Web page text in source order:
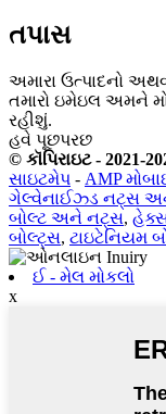
તપાસ
અમારા ઉત્પાદનો
તમારો ઇમેઇલ અમને
રહીશું.
હવે પૂછપરછ
© કૉપિરાઇટ - 2021-
સાઇટમેપ - AMP
ગેલ્વેનાઈઝ્ડ નટ્સ
બોલ્ટ અને નટ્સ,
બોલ્ટ્સ, ટાઇટેનિયમ
ઈ - મેલ મોકલો
x